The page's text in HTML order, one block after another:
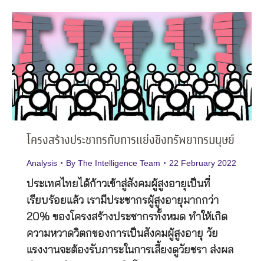
โครงสร้างประชากรกับการแย่งชิงทรัพยากรมนุษย์
Analysis By The Intelligence Team 22 February 2022
ประเทศไทยได้ก้าวเข้าสู่สังคมผู้สูงอายุเป็นที่
เรียบร้อยแล้ว เรามีประชากรผู้สูงอายุมากกว่า
20% ของโครงสร้างประชากรทั้งหมด ทำให้เกิด
ความหวาดวิตกของการเป็นสังคมผู้สูงอายุ วัย
แรงงานจะต้องรับภาระในการเลี้ยงดูวัยชรา ส่งผล